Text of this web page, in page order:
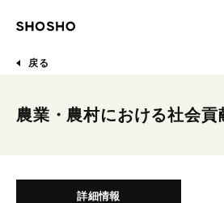
戻る
農業・農村における社会貢
詳細情報